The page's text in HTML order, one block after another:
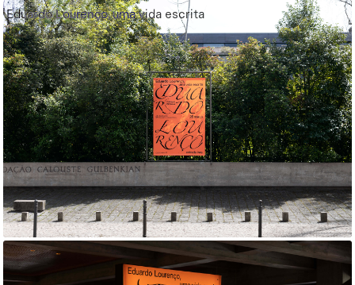
Eduardo Lourenço, uma vida escrita